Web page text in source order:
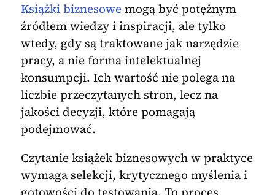
Książki biznesowemogą być potężnym
źródłem wiedzy i inspiracji, ale tylko
wtedy, gdy są traktowane jak narzędzie
pracy, a nie forma intelektualnej
konsumpcji. Ich wartość nie polega na
liczbie przeczytanych stron, lecz na
jakości decyzji, które pomagają
podejmować.
Czytanie książek biznesowych w praktyce
wymaga selekcji, krytycznego myślenia i